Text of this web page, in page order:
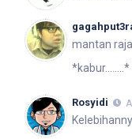
mantan
*kabur……..*
Rosyidi